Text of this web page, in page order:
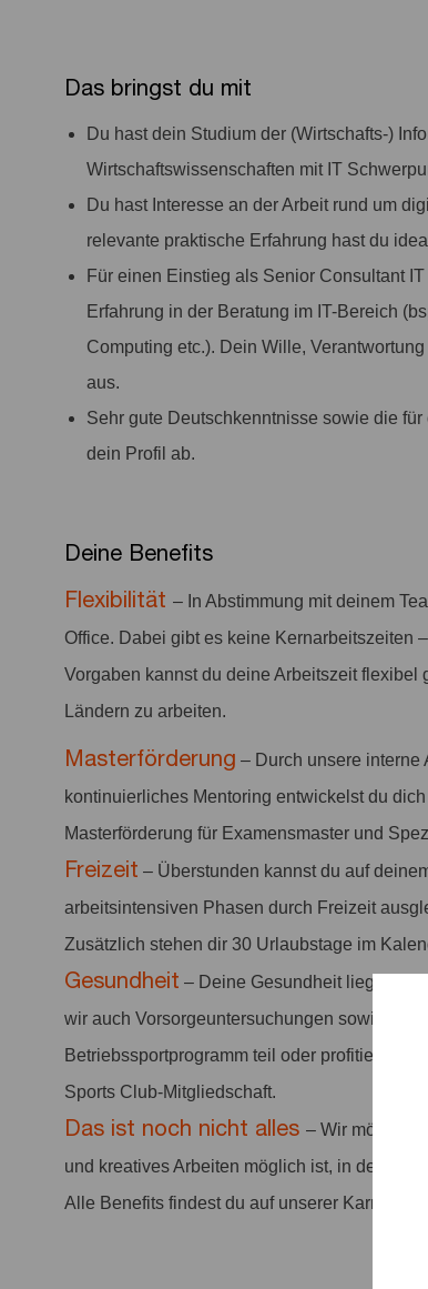
Das bringst du mit
Du hast dein Studium der (Wirtschafts-)
Wirtschaftswissenschaften mit IT
Du hast Interesse an der Arbeit rund um
relevante praktische Erfahrung hast du
Für einen Einstieg als Senior Consultant
Erfahrung in der Beratung im IT-Bereich
Computing etc.). Dein Wille,
aus.
Sehr gute Deutschkenntnisse sowie die
dein Profil ab.
Deine Benefits
Flexibilität – In Abstimmung mit deinem
Office. Dabei gibt es keine Kernarbeitszeiten
Vorgaben kannst du deine Arbeitszeit
Ländern zu arbeiten.
Masterförderung – Durch unsere interne
kontinuierliches Mentoring entwickelst du
Masterförderung für Examensmaster und
Freizeit – Überstunden kannst du auf
arbeitsintensiven Phasen durch Freizeit
Zusätzlich stehen dir 30 Urlaubstage im
Gesundheit – Deine Gesundheit liegt uns
wir auch Vorsorgeuntersuchungen sowie
Betriebssportprogramm teil oder profitiere
Sports Club-Mitgliedschaft.
Das ist noch nicht alles – Wir möchten
und kreatives Arbeiten möglich ist, in dem
Alle Benefits findest du auf unserer